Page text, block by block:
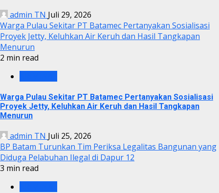
admin TN Juli 29, 2026
Warga Pulau Sekitar PT Batamec Pertanyakan Sosialisasi
Proyek Jetty, Keluhkan Air Keruh dan Hasil Tangkapan
Menurun
2 min read
Warga Pulau Sekitar PT Batamec Pertanyakan Sosialisasi
Proyek Jetty, Keluhkan Air Keruh dan Hasil Tangkapan
Menurun
admin TN Juli 25, 2026
BP Batam Turunkan Tim Periksa Legalitas Bangunan yang
Diduga Pelabuhan Ilegal di Dapur 12
3 min read